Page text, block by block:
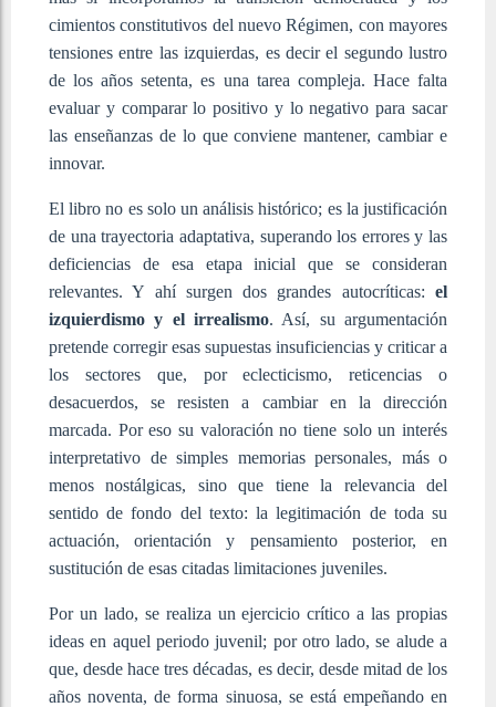
cimientos constitutivos del nuevo Régimen, con mayores
tensiones entre las izquierdas, es decir el segundo lustro
de los años setenta, es una tarea compleja. Hace falta
evaluar y comparar lo positivo y lo negativo para sacar
las enseñanzas de lo que conviene mantener, cambiar e
innovar.
El libro no es solo un análisis histórico; es la justificación
de una trayectoria adaptativa, superando los errores y las
deficiencias de esa etapa inicial que se consideran
relevantes. Y ahí surgen dos grandes autocríticas: el
izquierdismo y el irrealismo. Así, su argumentación
pretende corregir esas supuestas insuficiencias y criticar a
los sectores que, por eclecticismo, reticencias o
desacuerdos, se resisten a cambiar en la dirección
marcada. Por eso su valoración no tiene solo un interés
interpretativo de simples memorias personales, más o
menos nostálgicas, sino que tiene la relevancia del
sentido de fondo del texto: la legitimación de toda su
actuación, orientación y pensamiento posterior, en
sustitución de esas citadas limitaciones juveniles.
Por un lado, se realiza un ejercicio crítico a las propias
ideas en aquel periodo juvenil; por otro lado, se alude a
que, desde hace tres décadas, es decir, desde mitad de los
años noventa, de forma sinuosa, se está empeñando en